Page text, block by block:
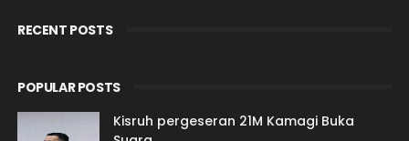
RECENT POSTS
POPULAR POSTS
Kisruh pergeseran 21M Kamagi Buka